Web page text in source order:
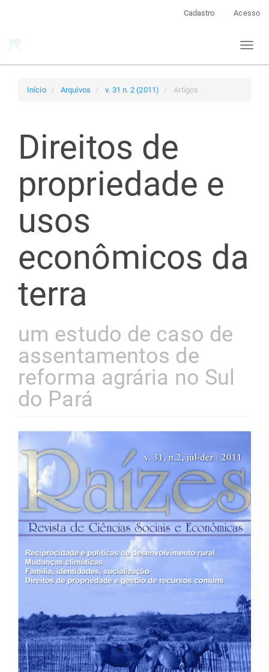
Cadastro Acesso
Toggle
Início Arquivos v. 31 n. 2 (2011) Artigos
Direitos de
propriedade e
usos
econômicos da
terra
um estudo de caso de
assentamentos de
reforma agrária no Sul
do Pará
Barra
lateral
de
artigos